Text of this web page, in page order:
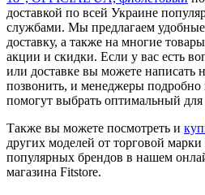
доставкой по всей Украине
службами. Мы предлагаем
доставку, а также на многие
акции и скидки. Если у вас есть
или доставке вы можете написать
позвонить, и менеджеры подробно
помогут выбрать оптимальный для
Также вы можете посмотреть и
других моделей от торговой
популярных брендов в нашем
магазина Fitstore.